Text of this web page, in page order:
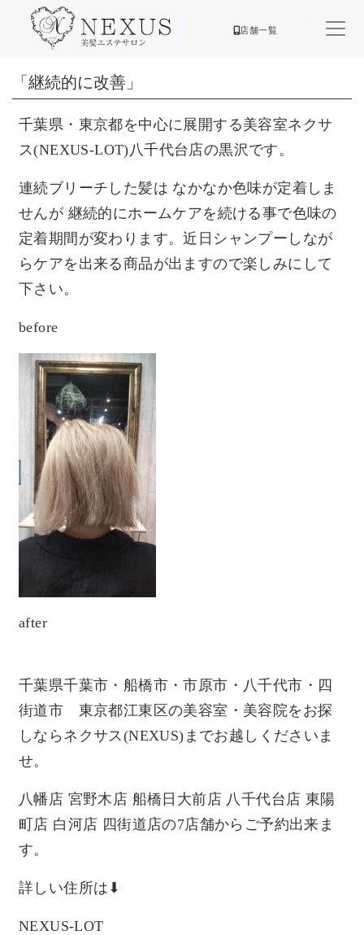
店舗一覧
「継続的に改善」
千葉県・東京都を中心に展開する美容室ネクサ
ス(NEXUS-LOT)八千代台店の黒沢です。
連続ブリーチした髪は なかなか色味が定着しま
せんが 継続的にホームケアを続ける事で色味の
定着期間が変わります。近日シャンプーしなが
らケアを出来る商品が出ますので楽しみにして
下さい。
before
after
千葉県千葉市・船橋市・市原市・八千代市・四
街道市 東京都江東区の美容室・美容院をお探
しならネクサス(NEXUS) までお越しくださいま
せ。
八幡店 宮野木店 船橋日大前店 八千代台店 東陽
町店 白河店 四街道店の7店舗からご予約出来ま
す。
詳しい住所は ⬇︎
NEXUS-LOT